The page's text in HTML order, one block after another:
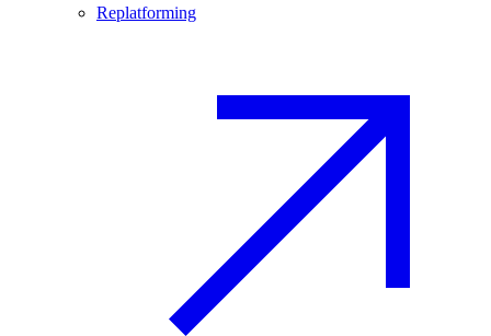
Replatforming